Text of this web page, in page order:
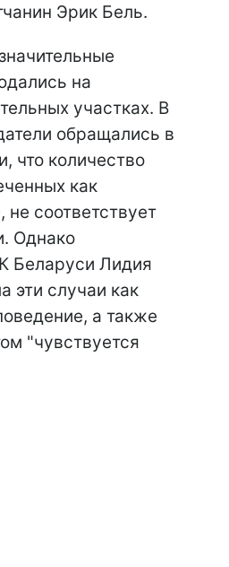
Эрик Бель.
на
участках. В
обращались в
что количество
как
соответствует
Однако
Беларуси Лидия
эти случаи как
а также
"чувствуется